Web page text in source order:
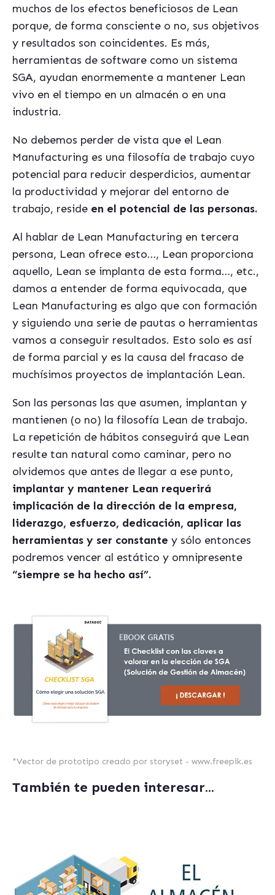
muchos de los efectos beneficiosos de Lean
porque, de forma consciente o no, sus objetivos
y resultados son coincidentes. Es más,
herramientas de software como un sistema
SGA, ayudan enormemente a mantener Lean
vivo en el tiempo en un almacén o en una
industria.
No debemos perder de vista que el Lean
Manufacturing es una filosofía de trabajo cuyo
potencial para reducir desperdicios, aumentar
la productividad y mejorar del entorno de
trabajo, reside en el potencial de las personas.
Al hablar de Lean Manufacturing en tercera
persona, Lean ofrece esto…, Lean proporciona
aquello, Lean se implanta de esta forma…, etc.,
damos a entender de forma equivocada, que
Lean Manufacturing es algo que con formación
y siguiendo una serie de pautas o herramientas
vamos a conseguir resultados. Esto solo es así
de forma parcial y es la causa del fracaso de
muchísimos proyectos de implantación Lean.
Son las personas las que asumen, implantan y
mantienen (o no) la filosofía Lean de trabajo.
La repetición de hábitos conseguirá que Lean
resulte tan natural como caminar, pero no
olvidemos que antes de llegar a ese punto,
implantar y mantener Lean requerirá
implicación de la dirección de la empresa,
liderazgo, esfuerzo, dedicación, aplicar las
herramientas y ser constante y sólo entonces
podremos vencer al estático y omnipresente
“siempre se ha hecho así”.
*Vector de prototipo creado por storyset - www.freepik.es
También te pueden interesar...